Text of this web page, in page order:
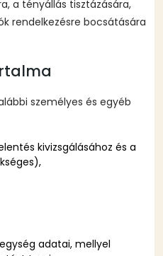
a tényállás tisztázására,
rendelkezésre bocsátására
személyes és egyéb
kivizsgálásához és a
adatai, mellyel